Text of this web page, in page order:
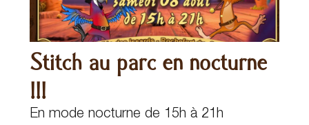
Stitch au parc en nocturne
!!!
En mode nocturne de 15h à 21h